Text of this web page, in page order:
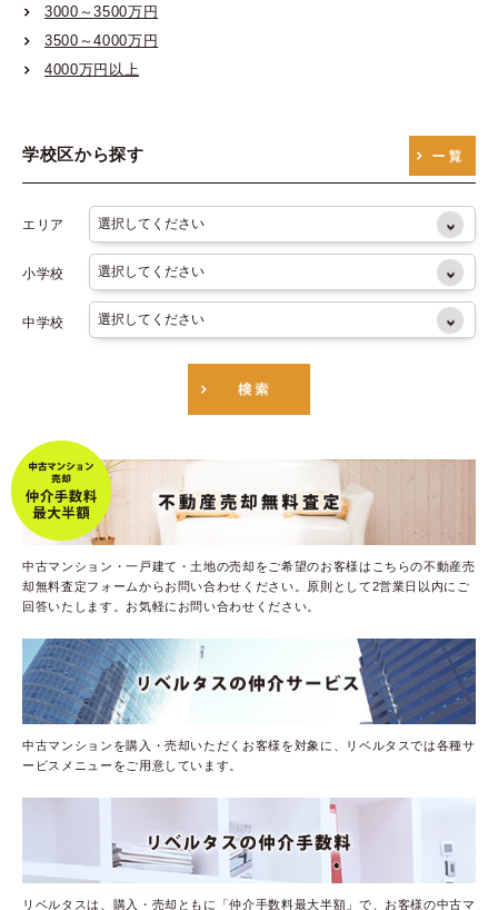
大阪市営四つ橋線
大阪市営中央線
大阪市営長堀鶴見緑地線
3000～3500万円
3500～4000万円
4000万円以上
学校区から探す
エリア
小学校
中学校
中古マンション・一戸建て・土地の売却をご希望のお客様はこちらの不動産売
却無料査定フォームからお問い合わせください。原則として2営業日以内にご
回答いたします。お気軽にお問い合わせください。
中古マンションを購入・売却いただくお客様を対象に、リベルタスでは各種サ
ービスメニューをご用意しています。
リベルタスは、購入・売却ともに「仲介手数料最大半額」で、お客様の中古マ